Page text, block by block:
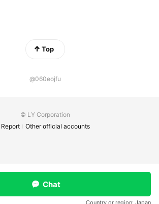
Top
@060eojfu
© LY Corporation
Report
Other official accounts
Chat
Country or region: Japan